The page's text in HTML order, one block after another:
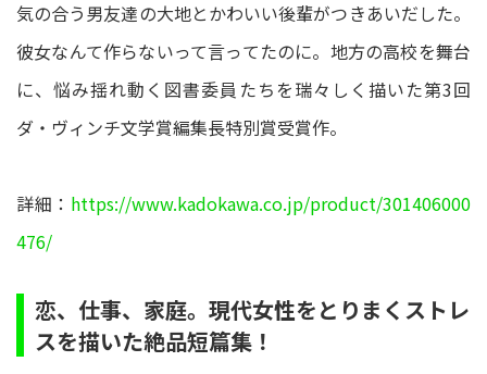
気の合う男友達の大地とかわいい後輩がつきあいだした。
彼女なんて作らないって言ってたのに。地方の高校を舞台
に、悩み揺れ動く図書委員たちを瑞々しく描いた第3回
ダ・ヴィンチ文学賞編集長特別賞受賞作。
詳細： https://www.kadokawa.co.jp/product/301406000
476/
恋、仕事、家庭。現代女性をとりまくストレ
スを描いた絶品短篇集！